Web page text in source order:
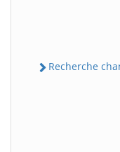
Recherche